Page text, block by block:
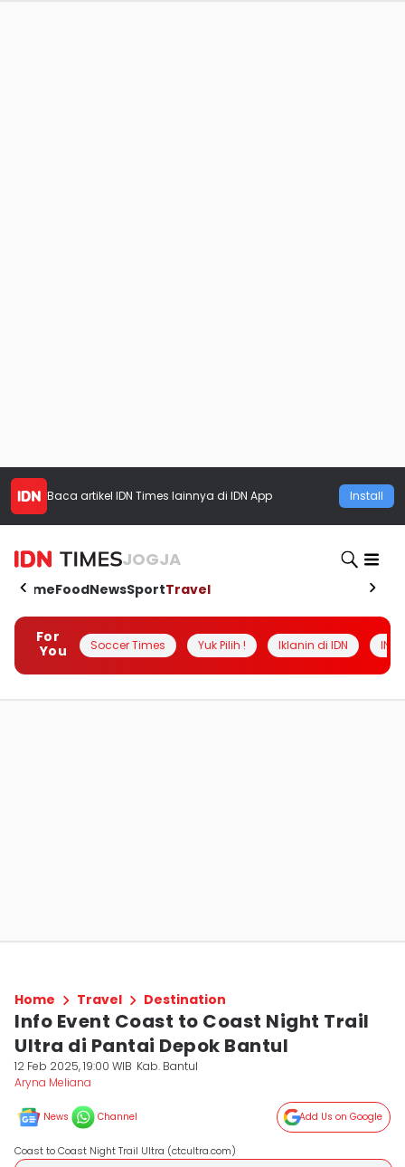
Baca artikel IDN Times lainnya di IDN App Install
JOGJA
HomeFoodNewsSportTravel
For
You
Soccer Times Yuk Pilih ! Iklanin di IDN
Home Travel Destination
Info Event Coast to Coast Night Trail
Ultra di Pantai Depok Bantul
12 Feb 2025, 19:00 WIB Kab. Bantul
Aryna Meliana
News Channel Add Us on Google
Coast to Coast Night Trail Ultra (ctcultra.com)